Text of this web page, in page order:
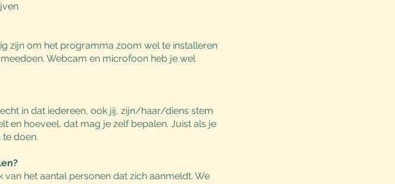
zijn om het programma zoom wel te installeren
Webcam en microfoon heb je wel
in dat iedereen, ook jij, zijn/haar/diens stem
en hoeveel, dat mag je zelf bepalen. Juist als je
doen.
het aantal personen dat zich aanmeldt. We